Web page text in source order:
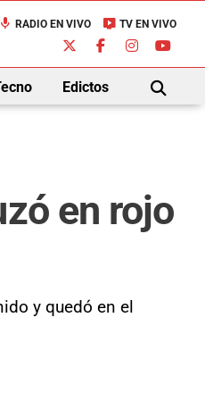
mic RADIO EN VIVO live_tv TV EN VIVO
Edictos
BUSCAR
en rojo
y quedó en el